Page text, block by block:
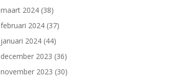
maart 2024 (38)
februari 2024 (37)
januari 2024 (44)
december 2023 (36)
november 2023 (30)